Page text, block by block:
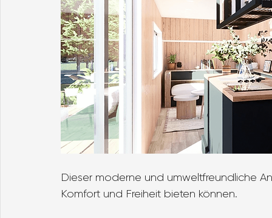
Dieser moderne und umweltfreundliche
Komfort und Freiheit bieten können.